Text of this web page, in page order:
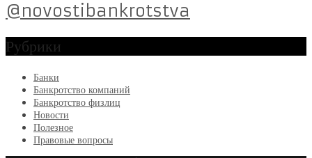
@novostibankrotstva
Рубрики
Банки
Банкротство компаний
Банкротство физлиц
Новости
Полезное
Правовые вопросы